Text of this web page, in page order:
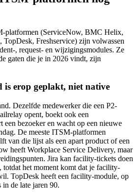
platformen (ServiceNow, BMC Helix,
TopDesk, Freshservice) zijn volwassen
, request- en wijzigingsmodules. Ze
gaten die je in 2026 vindt, zijn
is erop geplakt, niet native
Dezelfde medewerker die een P2-
opent, boekt ook een
een bezoeker en wacht op een nieuwe
De meeste ITSM-platformen
van die lijst als een apart product of een
heeft Workplace Service Delivery, maar
Jira kan facility-tickets doen
totdat het moment komt dat je facility-
TopDesk heeft een facility-module, op
in de late jaren 90.